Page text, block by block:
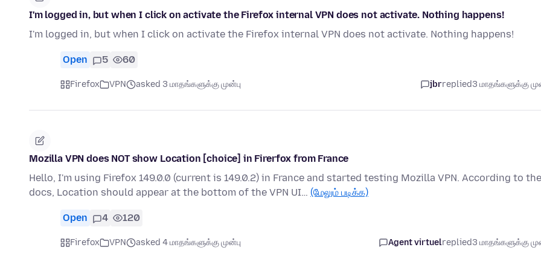
I'm logged in, but when I click on activate the Firefox internal VPN does not activate. Nothing happens!
I'm logged in, but when I click on activate the Firefox internal VPN does not activate. Nothing happens!
Open 5 60
Firefox VPN asked 3 மாதங்களுக்கு முன்பு jbrreplied3 மாதங்களுக்கு
Mozilla VPN does NOT show Location [choice] in Firerfox from France
Hello, I'm using Firefox 149.0.0 (current is 149.0.2) in France and started testing Mozilla VPN. According to the
docs, Location should appear at the bottom of the VPN UI… (மேலும் படிக்க)
Open 4 120
Firefox VPN asked 4 மாதங்களுக்கு முன்பு Agent virtuelreplied3 மாதங்களுக்கு